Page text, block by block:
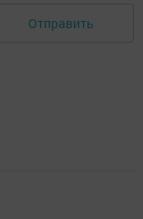
Отправить